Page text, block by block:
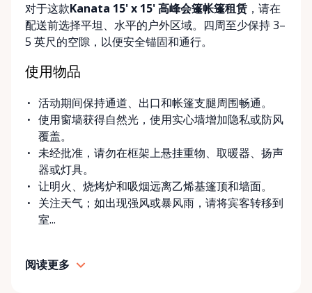
对于这款Kanata 15' x 15' 高峰会篷帐篷租赁 ，请在
配送前选择平坦、水平的户外区域。四周至少保持 3–
5 英尺的空隙，以便安全锚固和通行。
使用物品
活动期间保持通道、出口和帐篷支腿周围畅通。
使用窗墙获得自然光，使用实心墙增加隐私或防风
覆盖。
未经批准，请勿在框架上悬挂重物、取暖器、扬声
器或灯具。
让明火、烧烤炉和吸烟远离乙烯基篷顶和墙面。
关注天气；如出现强风或暴风雨，请将宾客转移到
室...
阅读更多